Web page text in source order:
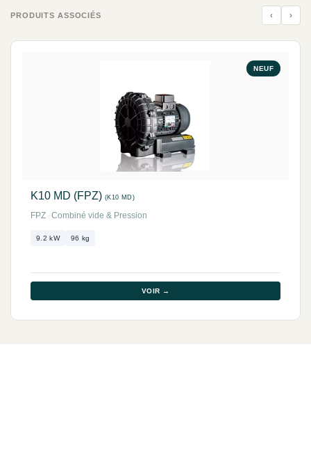
PRODUITS ASSOCIÉS ‹ ›
NEUF
K10 MD (FPZ) (K10 MD)
FPZ · Combiné vide & Pression
9.2 kW 96 kg
VOIR →